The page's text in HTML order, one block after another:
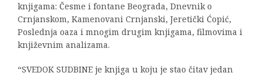
knjigama: Česme i fontane Beograda, Dnevnik o
Crnjanskom, Kamenovani Crnjanski, Jeretički Ćopić,
Poslednja oaza i mnogim drugim knjigama, filmovima i
književnim analizama.
“SVEDOK SUDBINE je knjiga u koju je stao čitav jedan